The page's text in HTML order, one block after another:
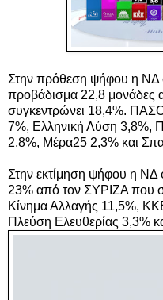
Στην πρόθεση ψήφου η ΝΔ
προβάδισμα 22,8 μονάδες
συγκεντρώνει 18,4%.
7%, Ελληνική Λύση 3,8%,
2,8%, Μέρα25 2,3% και
Στην εκτίμηση ψήφου η ΝΔ
23% από τον ΣΥΡΙΖΑ που
Κίνημα Αλλαγής 11,5%,
Πλεύση Ελευθερίας 3,3%